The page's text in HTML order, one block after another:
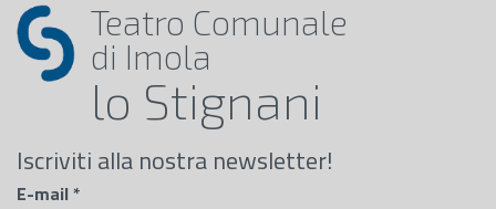
Teatro Comunale
di Imola
lo Stignani
Iscriviti alla nostra newsletter!
E-mail*